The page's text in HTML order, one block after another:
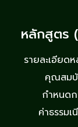
หลักสูตร
รายละเอียด
คุณสม
กำหนด
ค่าธรรมเ